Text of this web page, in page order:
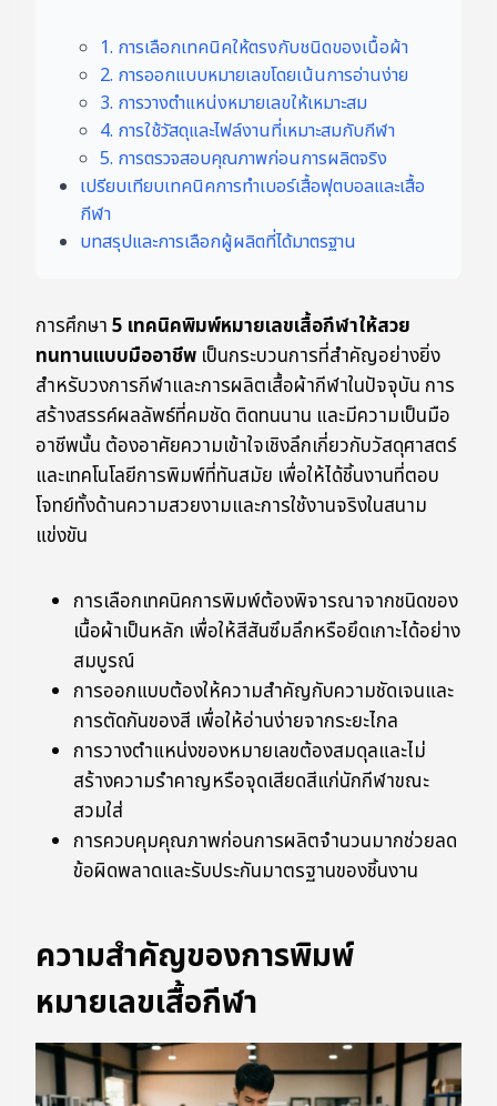
1. การเลือกเทคนิคให้ตรงกับชนิดของเนื้อผ้า
2. การออกแบบหมายเลขโดยเน้นการอ่านง่าย
3. การวางตำแหน่งหมายเลขให้เหมาะสม
4. การใช้วัสดุและไฟล์งานที่เหมาะสมกับกีฬา
5. การตรวจสอบคุณภาพก่อนการผลิตจริง
เปรียบเทียบเทคนิคการทำเบอร์เสื้อฟุตบอลและเสื้อ
กีฬา
บทสรุปและการเลือกผู้ผลิตที่ได้มาตรฐาน
การศึกษา5 เทคนิคพิมพ์หมายเลขเสื้อกีฬาให้สวย
ทนทานแบบมืออาชีพ เป็นกระบวนการที่สำคัญอย่างยิ่ง
สำหรับวงการกีฬาและการผลิตเสื้อผ้ากีฬาในปัจจุบัน การ
สร้างสรรค์ผลลัพธ์ที่คมชัด ติดทนนาน และมีความเป็นมือ
อาชีพนั้น ต้องอาศัยความเข้าใจเชิงลึกเกี่ยวกับวัสดุศาสตร์
และเทคโนโลยีการพิมพ์ที่ทันสมัย เพื่อให้ได้ชิ้นงานที่ตอบ
โจทย์ทั้งด้านความสวยงามและการใช้งานจริงในสนาม
แข่งขัน
การเลือกเทคนิคการพิมพ์ต้องพิจารณาจากชนิดของ
เนื้อผ้าเป็นหลัก เพื่อให้สีสันซึมลึกหรือยึดเกาะได้อย่าง
สมบูรณ์
การออกแบบต้องให้ความสำคัญกับความชัดเจนและ
การตัดกันของสี เพื่อให้อ่านง่ายจากระยะไกล
การวางตำแหน่งของหมายเลขต้องสมดุลและไม่
สร้างความรำคาญหรือจุดเสียดสีแก่นักกีฬาขณะ
สวมใส่
การควบคุมคุณภาพก่อนการผลิตจำนวนมากช่วยลด
ข้อผิดพลาดและรับประกันมาตรฐานของชิ้นงาน
ความสำคัญของการพิมพ์
หมายเลขเสื้อกีฬา